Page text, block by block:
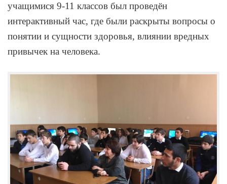
учащимися 9-11 классов был проведён
интерактивный час, где были раскрыты вопросы о
понятии и сущности здоровья, влиянии вредных
привычек на человека.